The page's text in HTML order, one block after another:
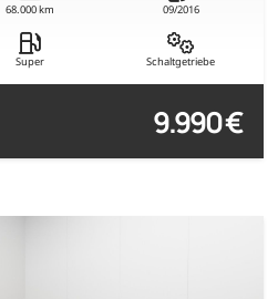
68.000 km 09/2016
Super Schaltgetriebe
9.990 €